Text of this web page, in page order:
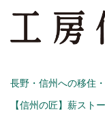
長野・信州への移住
【信州の匠】薪スト